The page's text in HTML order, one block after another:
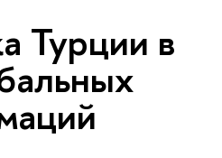
Турции в